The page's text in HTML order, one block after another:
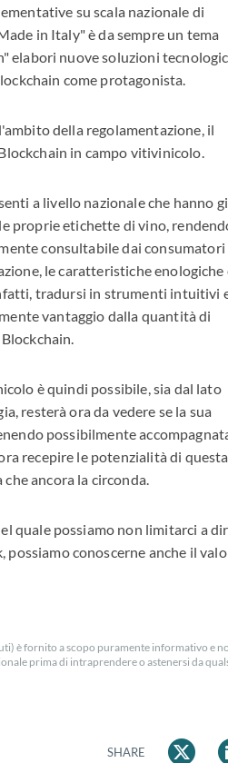
su scala nazionale di
in Italy" è da sempre un tema
elabori nuove soluzioni
come protagonista.
della regolamentazione, il
in campo vitivinicolo.
a livello nazionale che hanno
proprie etichette di vino,
consultabile dai consumatori
le caratteristiche enologiche
tradursi in strumenti intuitivi
vantaggio dalla quantità di
è quindi possibile, sia dal lato
resterà ora da vedere se la sua
possibilmente
recepire le potenzialità di questa
ancora la circonda.
quale possiamo non limitarci a
possiamo conoscerne anche il
è fornito a scopo puramente informativo e
prima di intraprendere o astenersi da
SHARE